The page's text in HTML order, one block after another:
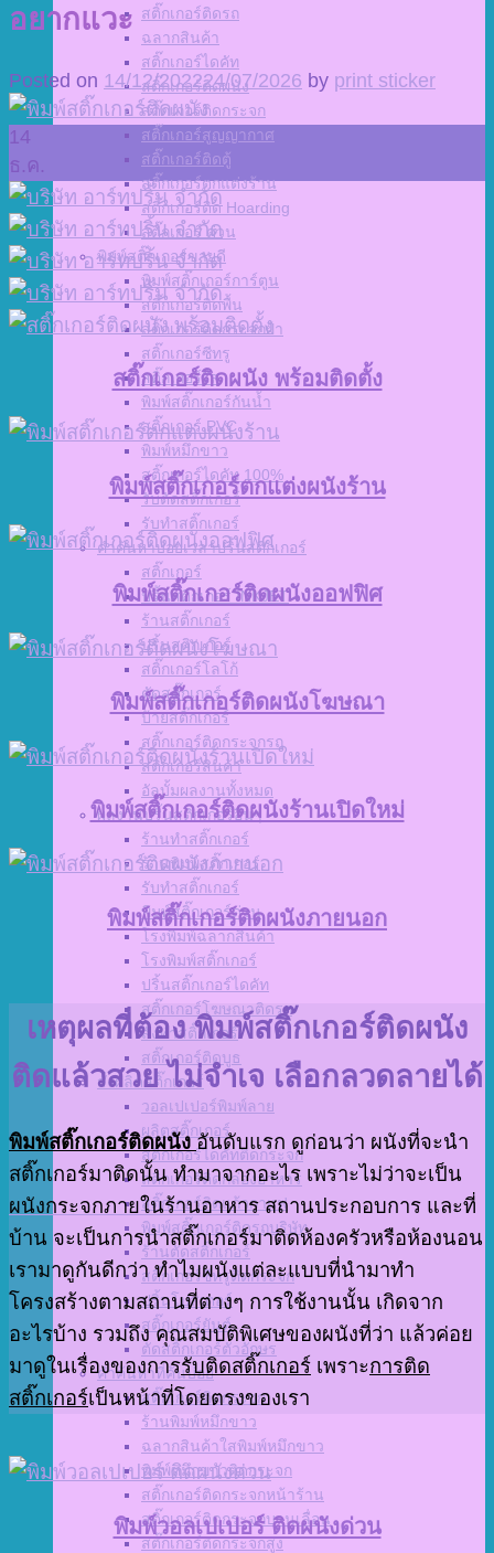
สติ๊กเกอร์ติดรถ
ฉลากสินค้า
สติ๊กเกอร์ไดคัท
สติ๊กเกอร์ติดผนัง
สติ๊กเกอร์ติดกระจก
สติ๊กเกอร์สูญญากาศ
สติ๊กเกอร์ติดตู้
สติ๊กเกอร์ตกแต่งร้าน
สติ๊กเกอร์ติด Hoarding
สติ๊กเกอร์ ด่วน
พิมพ์สติ๊กเกอร์ขายดี
พิมพ์สติ๊กเกอร์การ์ตูน
สติ๊กเกอร์ติดพื้น
สติ๊กเกอร์ติดกระจกฝ้า
สติ๊กเกอร์ซีทรู
สติ๊กเกอร์ใส
พิมพ์สติ๊กเกอร์กันน้ำ
สติ๊กเกอร์ PVC
พิมพ์หมึกขาว
สติ๊กเกอร์ไดคัท 100%
รับตัดสติ๊กเกอร์
รับทำสติ๊กเกอร์
คำค้นหาบ่อยเวลาปริ้นสติกเกอร์
สติ๊กเกอร์
ปริ้นสติกเกอร์ INKJET
ร้านสติ๊กเกอร์
ปริ้นสติกเกอร์
สติ๊กเกอร์โลโก้
ตัดสติ๊กเกอร์
ป้ายสติ๊กเกอร์
สติ๊กเกอร์ติดกระจกรถ
สติ๊กเกอร์สินค้า
อัลบั้มผลงานทั้งหมด
ผลงานปริ้นสติกเกอร์อื่นๆ
ร้านทำสติ๊กเกอร์
ร้านพิมพ์สติ๊กเกอร์
รับทำสติ๊กเกอร์
พิมพ์สติ๊กเกอร์ด่วน
โรงพิมพ์ฉลากสินค้า
โรงพิมพ์สติ๊กเกอร์
ปริ้นสติ๊กเกอร์ไดคัท
สติ๊กเกอร์โฆษณาติดรถ
สั่งทำสติ๊กเกอร์
สติ๊กเกอร์ติดบูธ
สั่งผลิตสติ๊กเกอร์
วอลเปเปอร์พิมพ์ลาย
ผลิตสติ๊กเกอร์
สติ๊กเกอร์ไดคัทติดกระจก
สติกเกอร์ติดกล่องอาหาร
สติ๊กเกอร์ติดแก้วกาแฟ
พิมพ์สติ๊กเกอร์ติดรถบริษัท
ร้านตัดสติ๊กเกอร์
สติ๊กเกอร์ซีทรูติดกระจก
ปริ้นโปสเตอร์
สติ๊กเกอร์ยันต์
ตัดสติ๊กเกอร์ตัวอักษร
คำค้นหาที่ค้นบ่อย
สติ๊กเกอร์ติดกระจก
ร้านพิมพ์หมึกขาว
ฉลากสินค้าใสพิมพ์หมึกขาว
พิมพ์หมึกขาวติดกระจก
สติ๊กเกอร์ติดกระจกหน้าร้าน
สติ๊กเกอร์ติดกระจกบานเลื่อน
สติ๊กเกอร์ติดกระจกสูง
อยากแวะ
Posted on 14/12/202224/07/2026 by print sticker
14
ธ.ค.
สติ๊กเกอร์ติดผนัง พร้อมติดตั้ง
พิมพ์สติ๊กเกอร์ตกแต่งผนังร้าน
พิมพ์สติ๊กเกอร์ติดผนังออฟฟิศ
พิมพ์สติ๊กเกอร์ติดผนังโฆษณา
พิมพ์สติ๊กเกอร์ติดผนังร้านเปิดใหม่
พิมพ์สติ๊กเกอร์ติดผนังภายนอก
เหตุผลที่ต้อง พิมพ์สติ๊กเกอร์ติดผนัง
ติดแล้วสวย ไม่จำเจ เลือกลวดลายได้
พิมพ์สติ๊กเกอร์ติดผนังอันดับแรก ดูก่อนว่า ผนังที่จะนำ
สติ๊กเกอร์มาติดนั้น ทำมาจากอะไร เพราะไม่ว่าจะเป็น
ผนังกระจกภายในร้านอาหารสถานประกอบการ และที่
บ้าน จะเป็นการนำสติ๊กเกอร์มาติดห้องครัวหรือห้องนอน
เรามาดูกันดีกว่า ทำไมผนังแต่ละแบบที่นำมาทำ
โครงสร้างตามสถานที่ต่างๆ การใช้งานนั้น เกิดจาก
อะไรบ้าง รวมถึง คุณสมบัติพิเศษของผนังที่ว่า แล้วค่อย
มาดูในเรื่องของการรับติดสติ๊กเกอร์ เพราะการติด
สติ๊กเกอร์เป็นหน้าที่โดยตรงของเรา
พิมพ์วอลเปเปอร์ ติดผนังด่วน